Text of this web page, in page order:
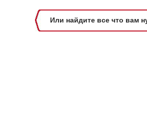
Или найдите все что вам